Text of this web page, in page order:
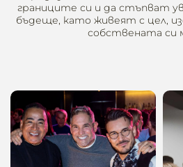
границите си и да стъпват
бъдеще, като живеят с цел,
собствената си